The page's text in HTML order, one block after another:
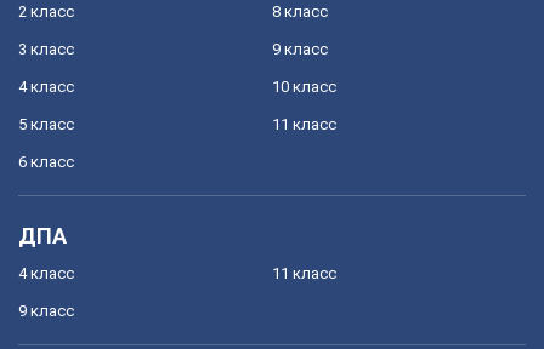
2 класс
3 класс
4 класс
5 класс
6 класс
8 класс
9 класс
10 класс
11 класс
ДПА
4 класс
9 класс
11 класс